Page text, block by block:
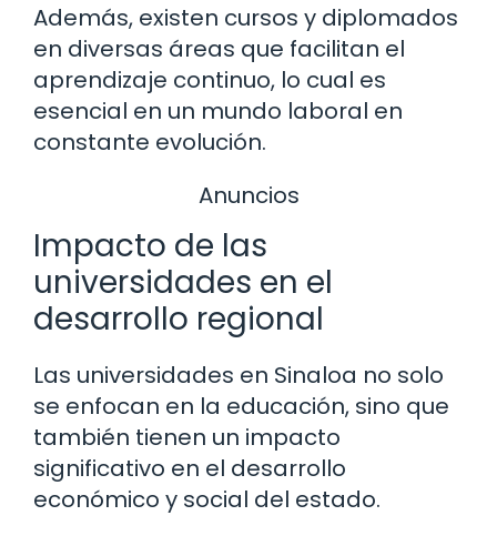
Además, existen cursos y diplomados
en diversas áreas que facilitan el
aprendizaje continuo, lo cual es
esencial en un mundo laboral en
constante evolución.
Anuncios
Impacto de las
universidades en el
desarrollo regional
Las universidades en Sinaloa no solo
se enfocan en la educación, sino que
también tienen un impacto
significativo en el desarrollo
económico y social del estado.